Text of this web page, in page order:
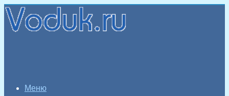
Меню